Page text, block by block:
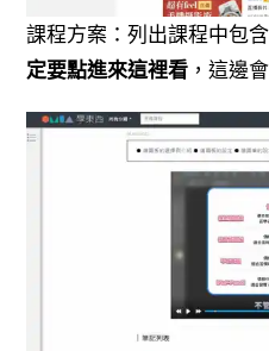
課程方案：列出課程中包
定要點進來這裡看 ，這邊